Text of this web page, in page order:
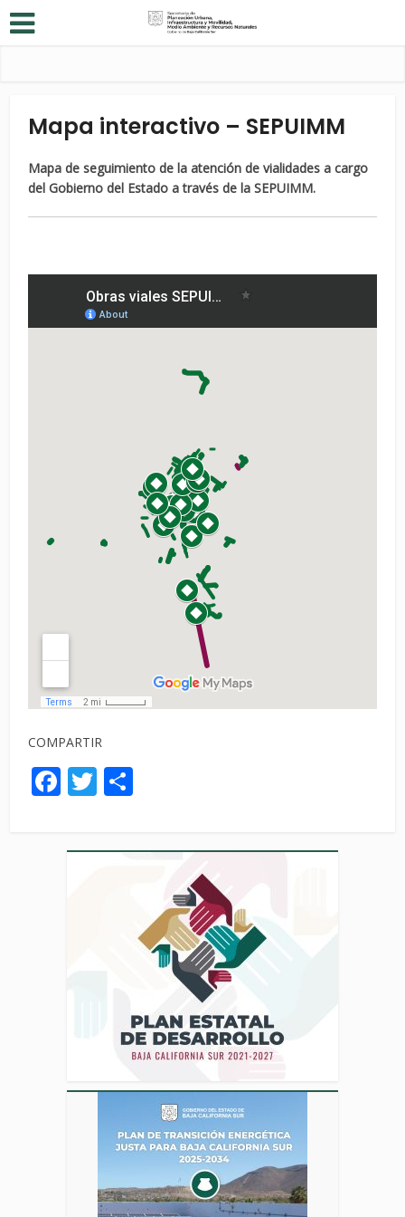
Mapa interactivo – SEPUIMM
Mapa de seguimiento de la atención de vialidades a cargo
del Gobierno del Estado a través de la SEPUIMM.
COMPARTIR
Facebook
Twitter